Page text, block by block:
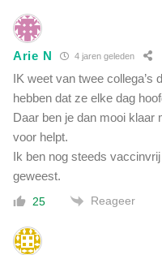
Arie N 4 jaren geleden
IK weet van twee collega’s
hebben dat ze elke dag
Daar ben je dan mooi klaar
voor helpt.
Ik ben nog steeds
geweest.
25 Reageer